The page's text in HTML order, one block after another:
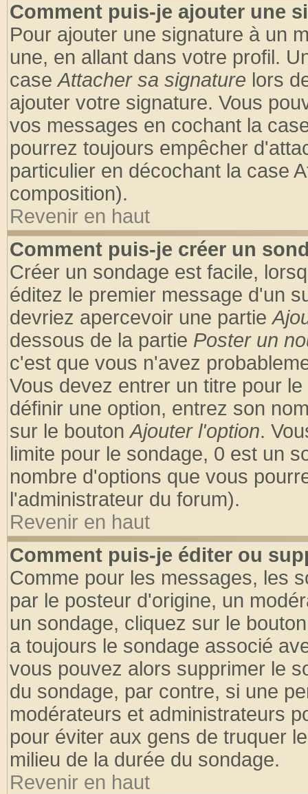
Comment puis-je ajouter une
Pour ajouter une signature à un
une, en allant dans votre profil.
caseAttacher sa signature lors
ajouter votre signature. Vous
vos messages en cochant la
pourrez toujours empêcher
particulier en décochant la case
composition).
Revenir en haut
Comment puis-je créer un
Créer un sondage est facile,
éditez le premier message d'un
devriez apercevoir une partie
dessous de la partie Poster un
c'est que vous n'avez
Vous devez entrer un titre pour
définir une option, entrez son
sur le boutonAjouter l'option.
limite pour le sondage, 0 est un
nombre d'options que vous
l'administrateur du forum).
Revenir en haut
Comment puis-je éditer ou
Comme pour les messages, les
par le posteur d'origine, un
un sondage, cliquez sur le
a toujours le sondage associé
vous pouvez alors supprimer le
du sondage, par contre, si une
modérateurs et administrateurs
pour éviter aux gens de truquer
milieu de la durée du sondage.
Revenir en haut